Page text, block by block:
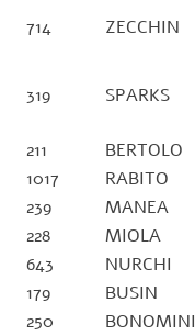
714
ZECCHIN
319 SPARKS
211 BERTOLO
1017
RABITO
239
MANEA
228
MIOLA
643
NURCHI
179
BUSIN
250
BONOMINI